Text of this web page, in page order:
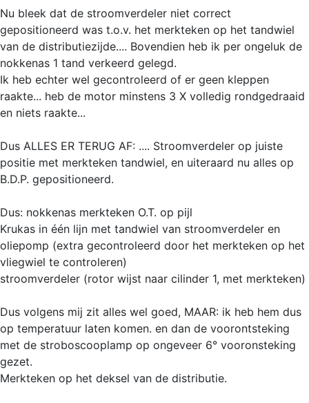
Nu bleek dat de stroomverdeler niet correct
gepositioneerd was t.o.v. het merkteken op het tandwiel
van de distributiezijde.... Bovendien heb ik per ongeluk de
nokkenas 1 tand verkeerd gelegd.
Ik heb echter wel gecontroleerd of er geen kleppen
raakte... heb de motor minstens 3 X volledig rondgedraaid
en niets raakte...
Dus ALLES ER TERUG AF: .... Stroomverdeler op juiste
positie met merkteken tandwiel, en uiteraard nu alles op
B.D.P. gepositioneerd.
Dus: nokkenas merkteken O.T. op pijl
Krukas in één lijn met tandwiel van stroomverdeler en
oliepomp (extra gecontroleerd door het merkteken op het
vliegwiel te controleren)
stroomverdeler (rotor wijst naar cilinder 1, met merkteken)
Dus volgens mij zit alles wel goed, MAAR: ik heb hem dus
op temperatuur laten komen. en dan de voorontsteking
met de stroboscooplamp op ongeveer 6° vooronsteking
gezet.
Merkteken op het deksel van de distributie.